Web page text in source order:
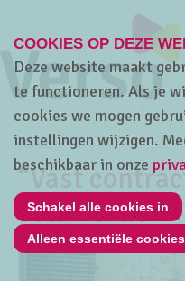
Home
“Vast
sollicitatie”
COOKIES OP DEZE
Deze website maakt
te functioneren. Als je
cookies we mogen
instellingen wijzigen.
beschikbaar in onze
Schakel alle cookies in
Alleen essentiële cookies